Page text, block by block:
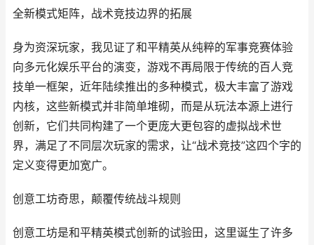
全新模式矩阵，战术竞技边界的拓展
身为资深玩家，我见证了和平精英从纯粹的军事竞赛体验
向多元化娱乐平台的演变，游戏不再局限于传统的百人竞
技单一框架，近年陆续推出的多种模式，极大丰富了游戏
内核，这些新模式并非简单堆砌，而是从玩法本源上进行
创新，它们共同构建了一个更庞大更包容的虚拟战术世
界，满足了不同层次玩家的需求，让“战术竞技”这四个字的
定义变得更加宽广。
创意工坊奇思，颠覆传统战斗规则
创意工坊是和平精英模式创新的试验田，这里诞生了许多